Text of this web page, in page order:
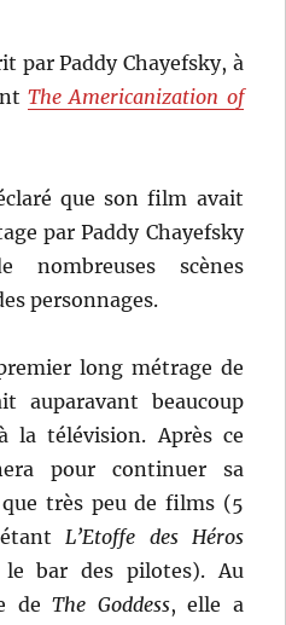
par Paddy Chayefsky, à
The Americanization of
que son film avait
par Paddy Chayefsky
scènes
personnages.
long métrage de
auparavant beaucoup
la télévision. Après ce
pour continuer sa
très peu de films (5
étantL’Etoffe des Héros
bar des pilotes). Au
deThe Goddess, elle a